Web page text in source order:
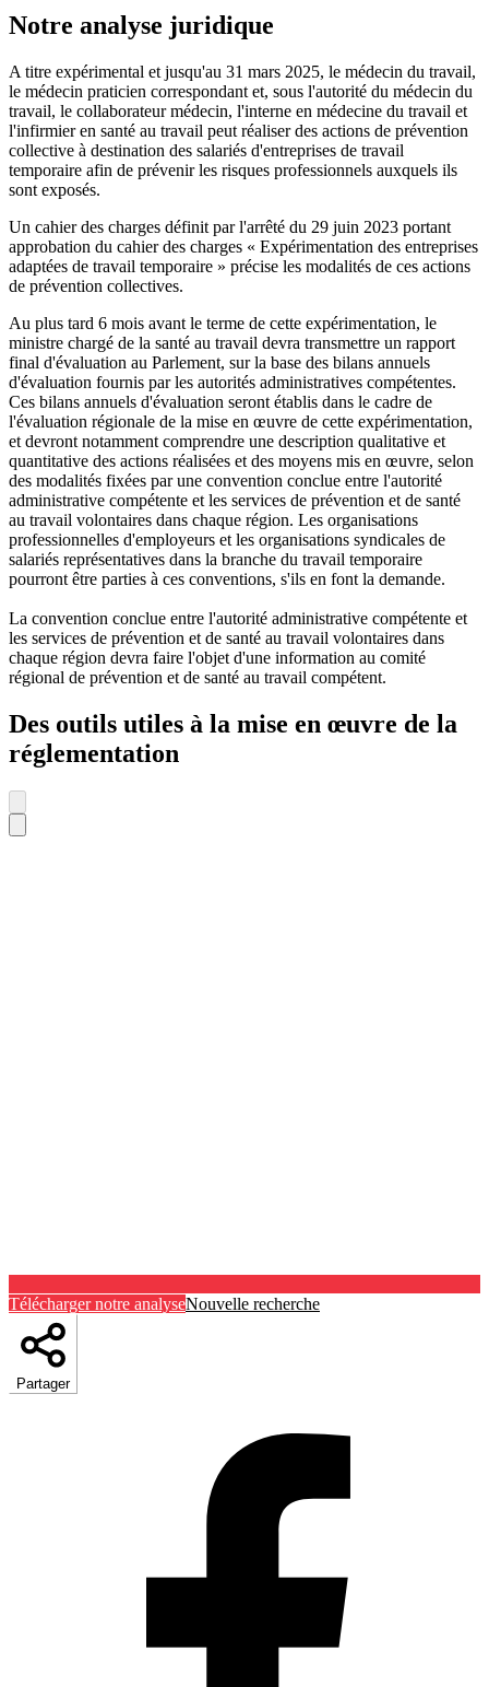
Notre analyse juridique
A titre expérimental et jusqu'au 31 mars 2025, le médecin du travail,
le médecin praticien correspondant et, sous l'autorité du médecin du
travail, le collaborateur médecin, l'interne en médecine du travail et
l'infirmier en santé au travail peut réaliser des actions de prévention
collective à destination des salariés d'entreprises de travail
temporaire afin de prévenir les risques professionnels auxquels ils
sont exposés.
Un cahier des charges définit par l'arrêté du 29 juin 2023 portant
approbation du cahier des charges « Expérimentation des entreprises
adaptées de travail temporaire » précise les modalités de ces actions
de prévention collectives.
Au plus tard 6 mois avant le terme de cette expérimentation, le
ministre chargé de la santé au travail devra transmettre un rapport
final d'évaluation au Parlement, sur la base des bilans annuels
d'évaluation fournis par les autorités administratives compétentes.
Ces bilans annuels d'évaluation seront établis dans le cadre de
l'évaluation régionale de la mise en œuvre de cette expérimentation,
et devront notamment comprendre une description qualitative et
quantitative des actions réalisées et des moyens mis en œuvre, selon
des modalités fixées par une convention conclue entre l'autorité
administrative compétente et les services de prévention et de santé
au travail volontaires dans chaque région. Les organisations
professionnelles d'employeurs et les organisations syndicales de
salariés représentatives dans la branche du travail temporaire
pourront être parties à ces conventions, s'ils en font la demande.
La convention conclue entre l'autorité administrative compétente et
les services de prévention et de santé au travail volontaires dans
chaque région devra faire l'objet d'une information au comité
régional de prévention et de santé au travail compétent.
Des outils utiles à la mise en œuvre de la
réglementation
Télécharger notre analyseNouvelle recherche
Partager